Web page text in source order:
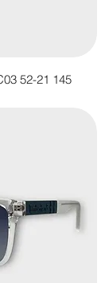
52-21 145